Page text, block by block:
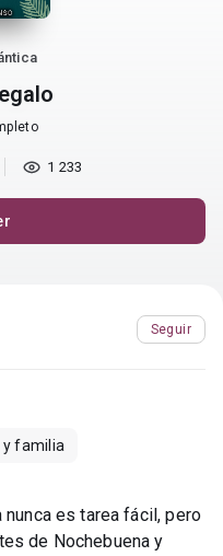
1 233
Seguir
y familia
es tarea fácil, pero
de Nochebuena y